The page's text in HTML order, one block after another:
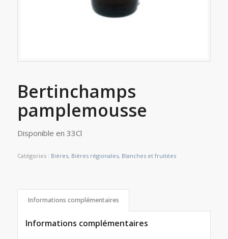
Bertinchamps
pamplemousse
Disponible en 33Cl
Catégories : Bières, Bières régionales, Blanches et fruitées
Informations complémentaires
Informations complémentaires